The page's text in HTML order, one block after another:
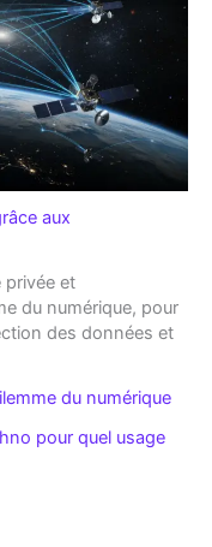
aux
du numérique
pour quel usage